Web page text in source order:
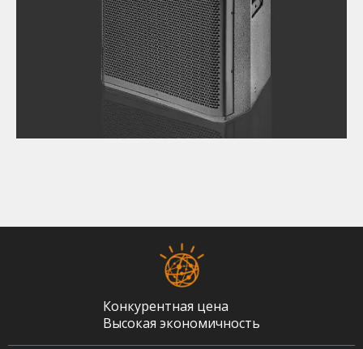
Конкурентная цена
Высокая экономичность